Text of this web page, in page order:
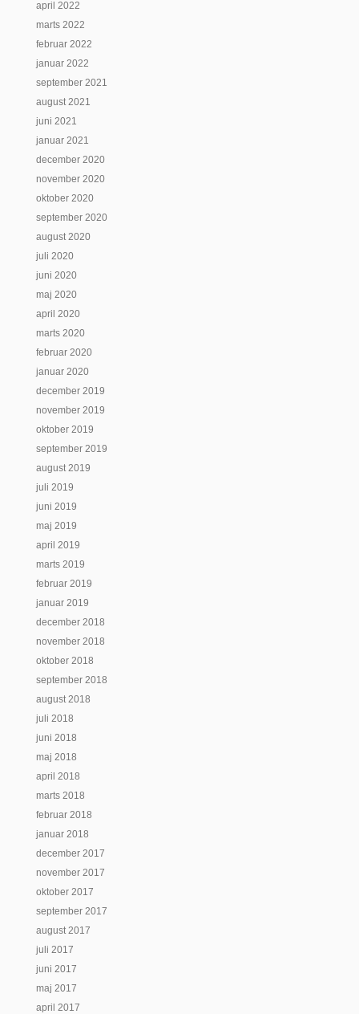
april 2022
marts 2022
februar 2022
januar 2022
september 2021
august 2021
juni 2021
januar 2021
december 2020
november 2020
oktober 2020
september 2020
august 2020
juli 2020
juni 2020
maj 2020
april 2020
marts 2020
februar 2020
januar 2020
december 2019
november 2019
oktober 2019
september 2019
august 2019
juli 2019
juni 2019
maj 2019
april 2019
marts 2019
februar 2019
januar 2019
december 2018
november 2018
oktober 2018
september 2018
august 2018
juli 2018
juni 2018
maj 2018
april 2018
marts 2018
februar 2018
januar 2018
december 2017
november 2017
oktober 2017
september 2017
august 2017
juli 2017
juni 2017
maj 2017
april 2017